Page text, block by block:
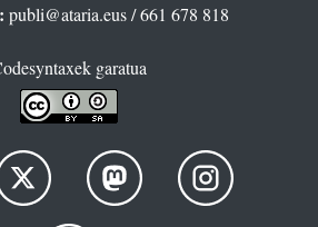
publi@ataria.eus/ 661 678 818
garatua